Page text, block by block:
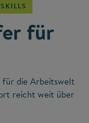
für
für die Arbeitswelt
reicht weit über